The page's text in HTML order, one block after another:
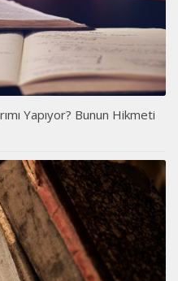
Yapıyor? Bunun Hikmeti